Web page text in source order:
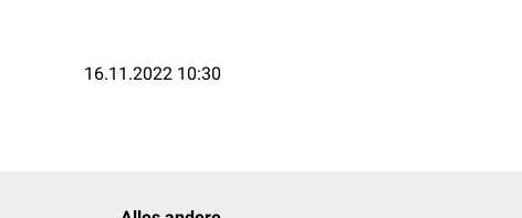
16.11.2022 10:30